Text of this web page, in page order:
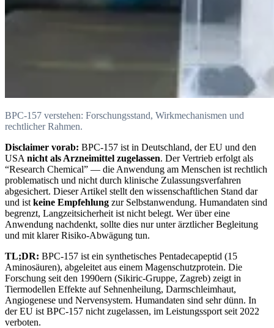
BPC-157 verstehen: Forschungsstand, Wirkmechanismen und
rechtlicher Rahmen.
Disclaimer vorab: BPC-157 ist in Deutschland, der EU und den
USA nicht als Arzneimittel zugelassen. Der Vertrieb erfolgt als
“Research Chemical” — die Anwendung am Menschen ist rechtlich
problematisch und nicht durch klinische Zulassungsverfahren
abgesichert. Dieser Artikel stellt den wissenschaftlichen Stand dar
und ist keine Empfehlung zur Selbstanwendung. Humandaten sind
begrenzt, Langzeitsicherheit ist nicht belegt. Wer über eine
Anwendung nachdenkt, sollte dies nur unter ärztlicher Begleitung
und mit klarer Risiko-Abwägung tun.
TL;DR: BPC-157 ist ein synthetisches Pentadecapeptid (15
Aminosäuren), abgeleitet aus einem Magenschutzprotein. Die
Forschung seit den 1990ern (Sikiric-Gruppe, Zagreb) zeigt in
Tiermodellen Effekte auf Sehnenheilung, Darmschleimhaut,
Angiogenese und Nervensystem. Humandaten sind sehr dünn. In
der EU ist BPC-157 nicht zugelassen, im Leistungssport seit 2022
verboten.